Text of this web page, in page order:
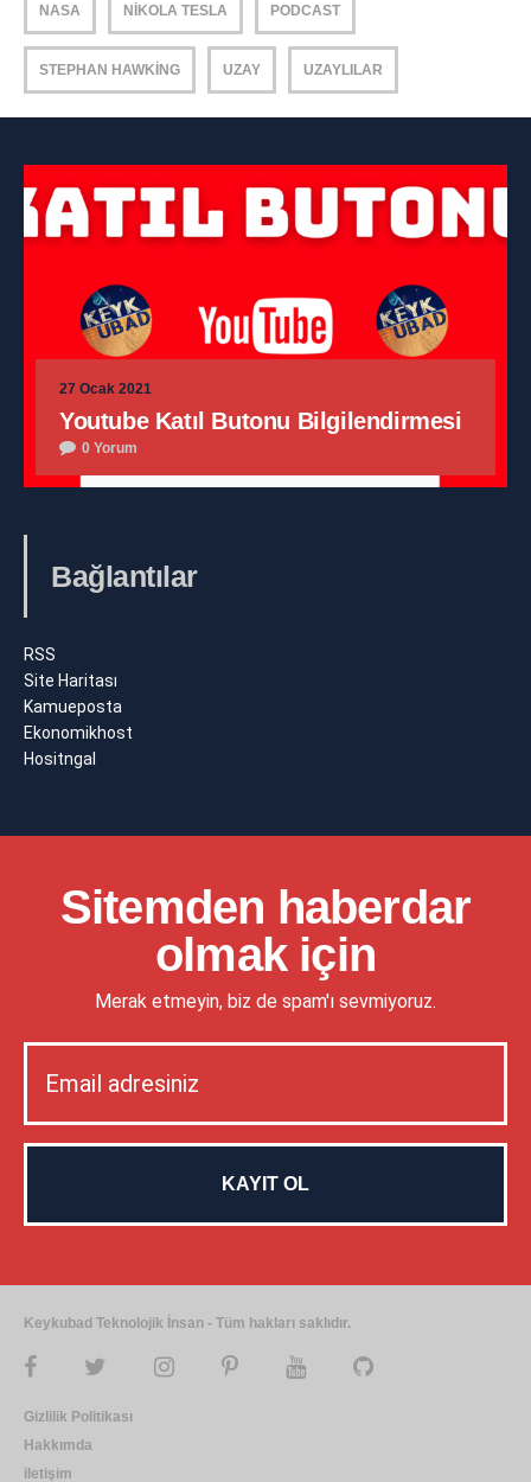
NASA NIKOLA TESLA PODCAST
STEPHAN HAWKING UZAY UZAYLILAR
27 Ocak 2021
Youtube Katıl Butonu Bilgilendirmesi
0 Yorum
Bağlantılar
RSS
Site Haritası
Kamueposta
Ekonomikhost
Hositngal
Sitemden haberdar
olmak için
Merak etmeyin, biz de spam'ı sevmiyoruz.
Keykubad Teknolojik İnsan - Tüm hakları saklıdır.
Gizlilik Politikası
Hakkımda
iletişim